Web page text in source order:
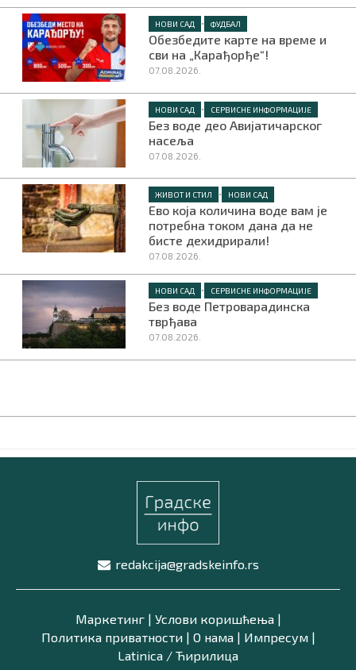
НОВИ САД • ФУДБАЛ
Обезбедите карте на време и
сви на „Карађорђе“!
07.08.2026.
НОВИ САД • СЕРВИСНЕ ИНФОРМАЦИЈЕ
Без воде део Авијатичарског
насеља
07.08.2026.
ЖИВОТ И СТИЛ • НОВИ САД
Ево која количина воде вам је
потребна током дана да не
бисте дехидрирали!
07.08.2026.
НОВИ САД • СЕРВИСНЕ ИНФОРМАЦИЈЕ
Без воде Петроварадинска
тврђава
07.08.2026.
redakcija@gradskeinfo.rs
Маркетинг| Услови коришћења|
Политика приватности| О нама| Импресум|
Latinica / Ћирилица